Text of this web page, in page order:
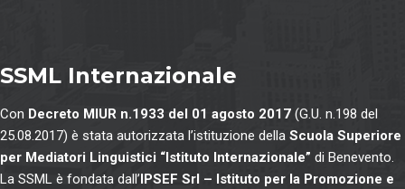
SSML Internazionale
Con Decreto MIUR n.1933 del 01 agosto 2017 (G.U. n.198 del
25.08.2017) è stata autorizzata l’istituzione della Scuola Superiore
per Mediatori Linguistici “Istituto Internazionale” di Benevento.
La SSML è fondata dall’ IPSEF Srl – Istituto per la Promozione e